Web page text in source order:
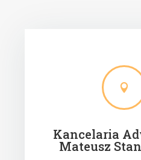

Kancelaria
Mateusz